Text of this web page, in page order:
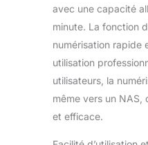
avec une capacité
minute. La fonction
numérisation rapide
utilisation
utilisateurs, la
même vers un NAS,
et efficace.